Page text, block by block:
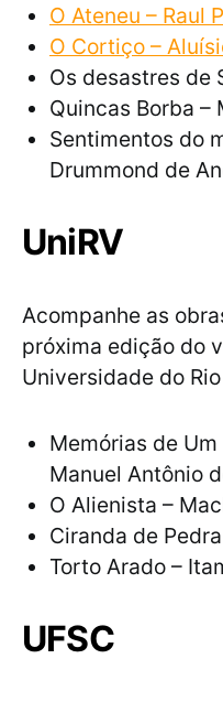
O Ateneu – Raul
O Cortiço –
Os desastres de
Quincas Borba –
Sentimentos do
Drummond de
UniRV
Acompanhe as
próxima edição do
Universidade do
Memórias de
Manuel Antônio
O Alienista –
Ciranda de
Torto Arado –
UFSC